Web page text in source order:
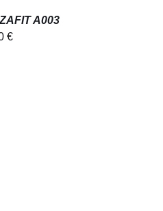
A003
€